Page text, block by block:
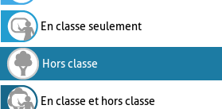
En classe seulement
Hors classe
En classe et hors classe